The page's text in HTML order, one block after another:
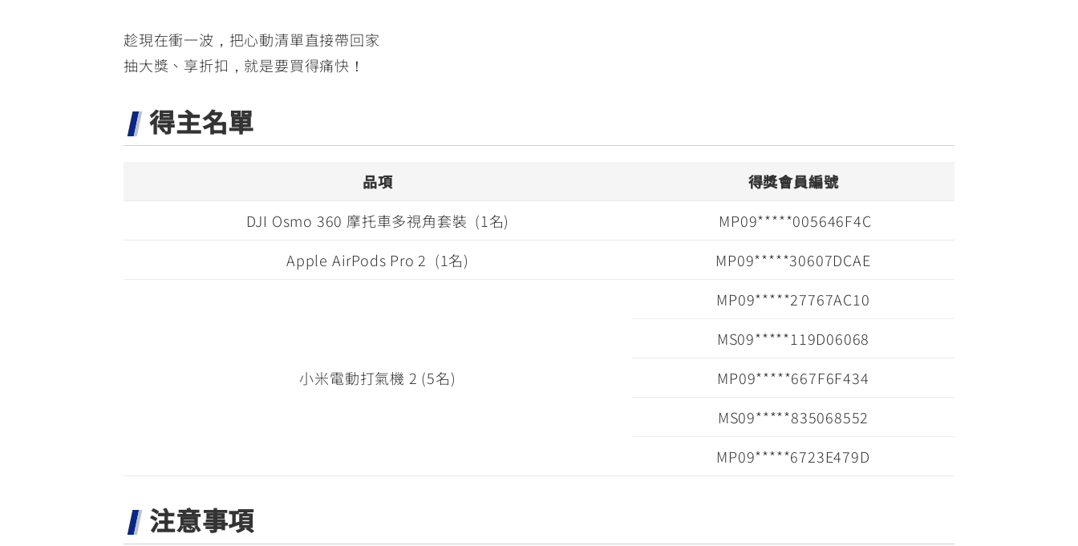
趁現在衝一波，把心動清單直接帶回家
抽大獎、享折扣，就是要買得痛快！
得主名單
品項
得獎會員編號
DJI Osmo 360 摩托車多視角套裝 (1名)
MP09*****005646F4C
Apple AirPods Pro 2 (1名)
MP09*****30607DCAE
小米電動打氣機 2 (5名)
MP09*****27767AC10
MS09*****119D06068
MP09*****667F6F434
MS09*****835068552
MP09*****6723E479D
注意事項